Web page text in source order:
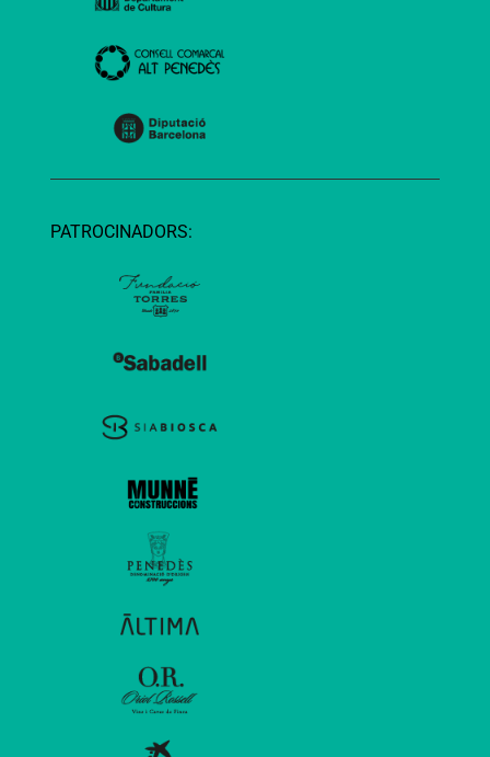
PATROCINADORS: